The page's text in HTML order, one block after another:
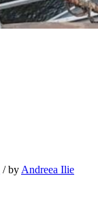
/by Andreea Ilie